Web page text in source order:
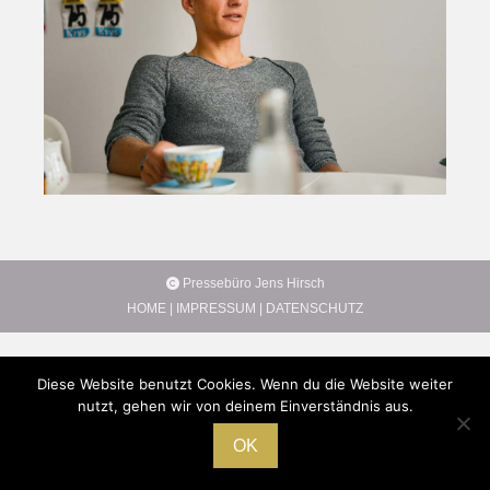
Pressebüro Jens Hirsch
HOME | IMPRESSUM | DATENSCHUTZ
Diese Website benutzt Cookies. Wenn du die Website weiter
nutzt, gehen wir von deinem Einverständnis aus.
OK